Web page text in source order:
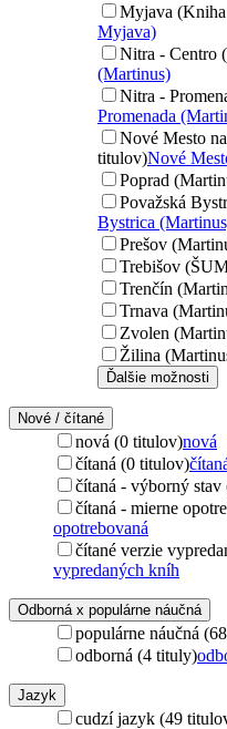
Myjava
Myjava)
Nitra - Centro
(Martinus)
Nitra -
Promenada
Nové Mesto
titulov)Nové
Poprad
Považská
Bystrica
Prešov
Trebišov
Trenčín
Trnava
Zvolen
Žilina
Ďalšie možnosti
Nové / čítané
nová (0 titulov)nová
čítaná (0 titulov)
čítaná - výborný
čítaná - mierne
opotrebovaná
čítané verzie
vypredaných kníh
Odborná x populárne náučná
populárne náučná
odborná (4 tituly)
Jazyk
cudzí jazyk (49